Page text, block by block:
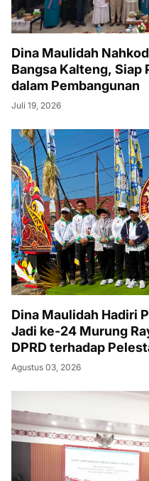
Dina Maulidah
Bangsa Kalteng, Siap
dalam Pembangunan
Juli 19, 2026
Dina Maulidah Hadiri
Jadi ke-24 Murung
DPRD terhadap
Agustus 03, 2026